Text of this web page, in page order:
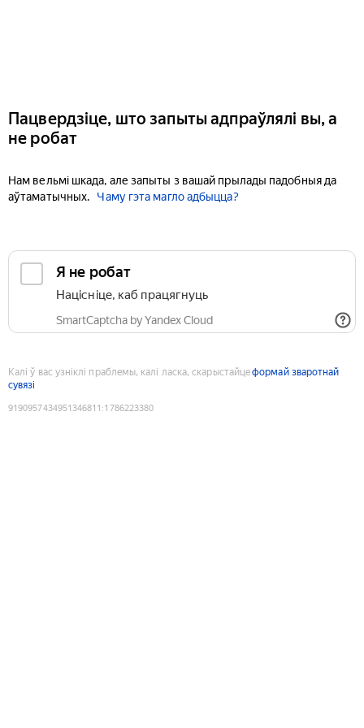
Пацвердзіце, што запыты адпраўлялі вы, а
не робат
Нам вельмі шкада, але запыты з вашай прылады падобныя да
аўтаматычных.
Чаму гэта магло адбыцца?
Я не робат
Націсніце, каб працягнуць
SmartCaptcha by Yandex Cloud
Калі ў вас узніклі праблемы, калі ласка, скарыстайцеформай зваротнай
сувязі
9190957434951346811 :1786223380